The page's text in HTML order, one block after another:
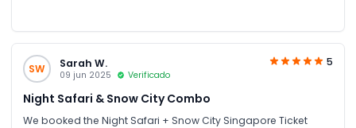
SW Sarah W.
09 jun 2025 Verificado
5
Night Safari & Snow City Combo
We booked the Night Safari + Snow City Singapore Ticket